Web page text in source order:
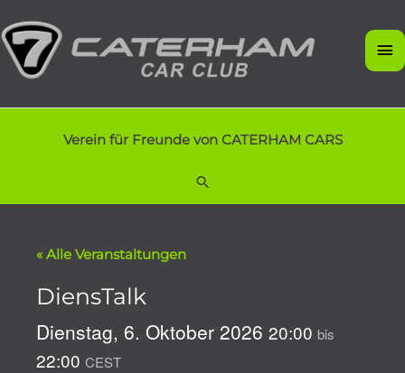
Inhalt
springen
Verein für Freunde von CATERHAM CARS
Suchen
« Alle Veranstaltungen
DiensTalk
Dienstag, 6. Oktober 2026 20:00 bis
22:00 CEST